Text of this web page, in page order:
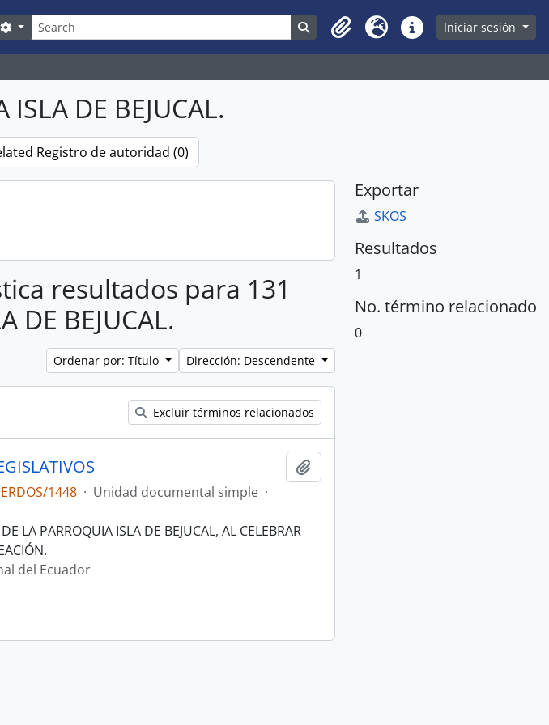
Search options Search in browse page
Clipboard
Idioma Enlaces rápidos
Iniciar sesión
DE BEJUCAL.
Registro de autoridad (0)
resultados para 131
DE BEJUCAL.
Ordenar por: Título Dirección: Descendente
Excluir términos relacionados
1448 · Unidad documental simple ·
LA PARROQUIA ISLA DE BEJUCAL, AL CELEBRAR
del Ecuador
Exportar
SKOS
Resultados
1
No. término relacionado
0